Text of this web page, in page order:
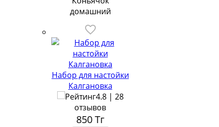
домашний
Набор для настойки
Калгановка
4.8 | 28
отзывов
850Тг